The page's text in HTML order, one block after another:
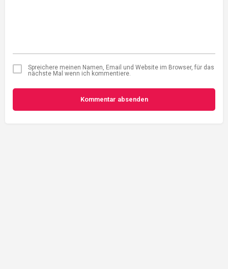
Spreichere meinen Namen, Email und Website im Browser, für das
nächste Mal wenn ich kommentiere.
Kommentar absenden